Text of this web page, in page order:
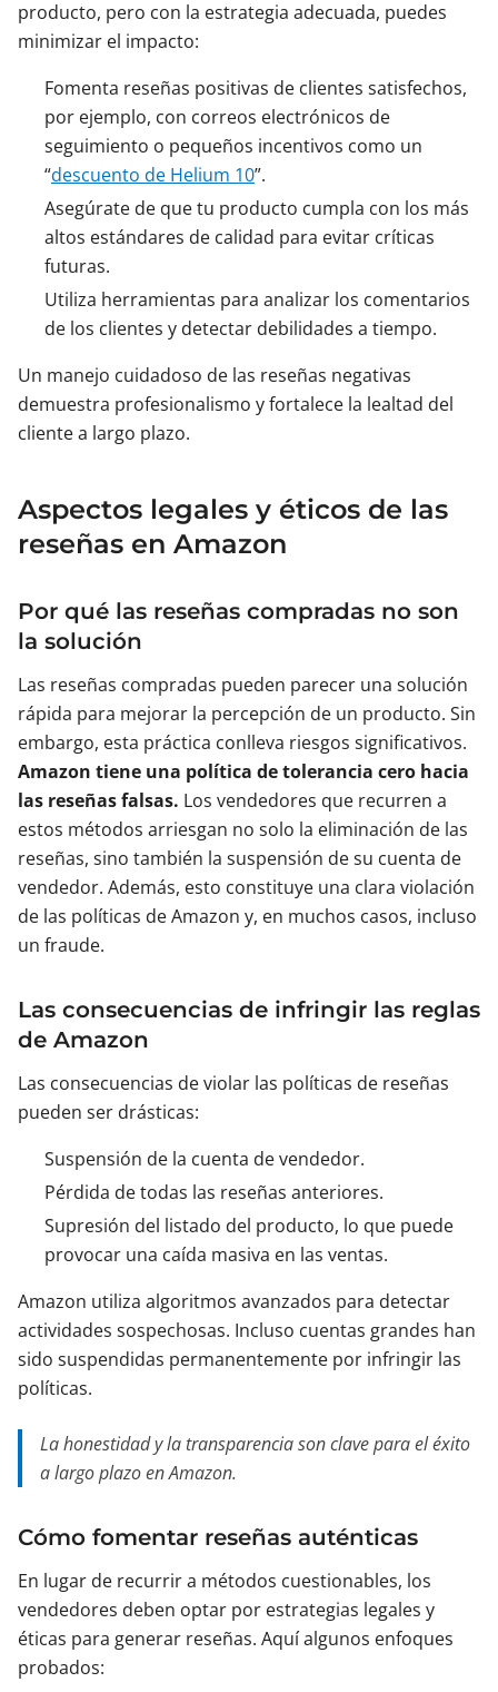
producto, pero con la estrategia adecuada, puedes
minimizar el impacto:
Fomenta reseñas positivas de clientes satisfechos,
por ejemplo, con correos electrónicos de
seguimiento o pequeños incentivos como un
“descuento de Helium 10”.
Asegúrate de que tu producto cumpla con los más
altos estándares de calidad para evitar críticas
futuras.
Utiliza herramientas para analizar los comentarios
de los clientes y detectar debilidades a tiempo.
Un manejo cuidadoso de las reseñas negativas
demuestra profesionalismo y fortalece la lealtad del
cliente a largo plazo.
Aspectos legales y éticos de las
reseñas en Amazon
Por qué las reseñas compradas no son
la solución
Las reseñas compradas pueden parecer una solución
rápida para mejorar la percepción de un producto. Sin
embargo, esta práctica conlleva riesgos significativos.
Amazon tiene una política de tolerancia cero hacia
las reseñas falsas. Los vendedores que recurren a
estos métodos arriesgan no solo la eliminación de las
reseñas, sino también la suspensión de su cuenta de
vendedor. Además, esto constituye una clara violación
de las políticas de Amazon y, en muchos casos, incluso
un fraude.
Las consecuencias de infringir las reglas
de Amazon
Las consecuencias de violar las políticas de reseñas
pueden ser drásticas:
Suspensión de la cuenta de vendedor.
Pérdida de todas las reseñas anteriores.
Supresión del listado del producto, lo que puede
provocar una caída masiva en las ventas.
Amazon utiliza algoritmos avanzados para detectar
actividades sospechosas. Incluso cuentas grandes han
sido suspendidas permanentemente por infringir las
políticas.
La honestidad y la transparencia son clave para el éxito
a largo plazo en Amazon.
Cómo fomentar reseñas auténticas
En lugar de recurrir a métodos cuestionables, los
vendedores deben optar por estrategias legales y
éticas para generar reseñas. Aquí algunos enfoques
probados: